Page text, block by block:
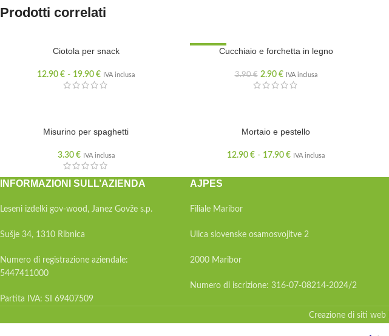
Prodotti correlati
Ciotola per snack
12.90 € - 19.90 € IVA inclusa
SCONTATOCucchiaio e forchetta in legno
3.90€ 2.90 € IVA inclusa
Misurino per spaghetti
3.30 € IVA inclusa
Mortaio e pestello
12.90 € - 17.90 € IVA inclusa
INFORMAZIONI SULL’AZIENDA
Leseni izdelki gov-wood, Janez Govže s.p.
Sušje 34, 1310 Ribnica
Numero di registrazione aziendale:
5447411000
Partita IVA: SI 69407509
AJPES
Filiale Maribor
Ulica slovenske osamosvojitve 2
2000 Maribor
Numero di iscrizione: 316-07-08214-2024/2
Creazione di siti web